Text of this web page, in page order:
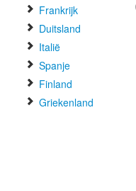
Frankrijk
Duitsland
Italië
Spanje
Finland
Griekenland